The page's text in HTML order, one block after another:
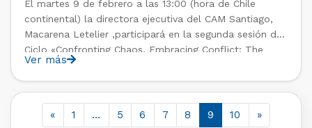
El martes 9 de febrero a las 13:00 (hora de Chile
continental) la directora ejecutiva del CAM Santiago,
Macarena Letelier ,participará en la segunda sesión del
Ciclo «Confronting Chaos, Embracing Conflict: The
Time for Collaborative ADR in Latin America is Now»,
organizado por JAMS, Weinstein International
Foundation y Union Internationale […]
Ver más
« 1 … 5 6 7 8 9 10 »